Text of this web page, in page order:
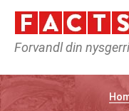
Forvandl din